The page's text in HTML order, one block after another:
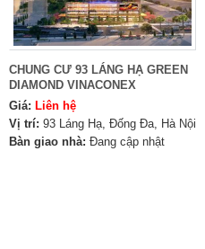
CHUNG CƯ 93 LÁNG HẠ GREEN
DIAMOND VINACONEX
Giá: Liên hệ
Vị trí: 93 Láng Hạ, Đống Đa, Hà Nội
Bàn giao nhà: Đang cập nhật